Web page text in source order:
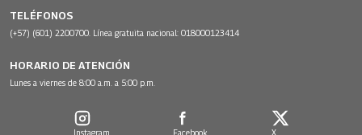
TELÉFONOS
(+57) (601) 2200700. Línea gratuita nacional: 018000123414
HORARIO DE ATENCIÓN
Lunes a viernes de 8:00 a.m. a 5:00 p.m.
Instagram Facebook X